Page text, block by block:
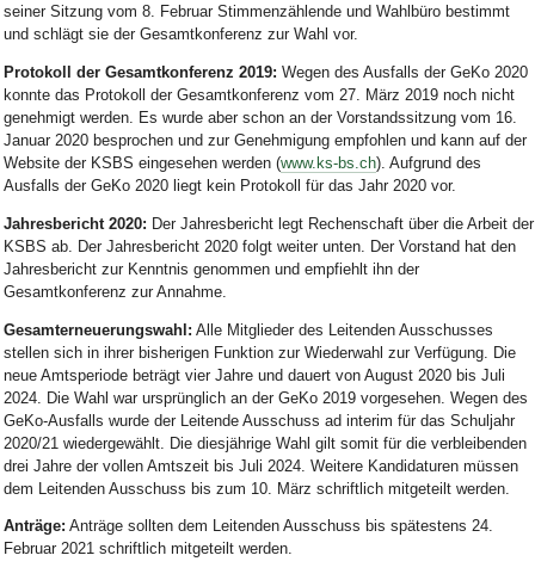
seiner Sitzung vom 8. Februar Stimmenzählende und Wahlbüro bestimmt
und schlägt sie der Gesamtkonferenz zur Wahl vor.
Protokoll der Gesamtkonferenz 2019: Wegen des Ausfalls der GeKo 2020
konnte das Protokoll der Gesamtkonferenz vom 27. März 2019 noch nicht
genehmigt werden. Es wurde aber schon an der Vorstandssitzung vom 16.
Januar 2020 besprochen und zur Genehmigung empfohlen und kann auf der
Website der KSBS eingesehen werden (www.ks-bs.ch). Aufgrund des
Ausfalls der GeKo 2020 liegt kein Protokoll für das Jahr 2020 vor.
Jahresbericht 2020: Der Jahresbericht legt Rechenschaft über die Arbeit der
KSBS ab. Der Jahresbericht 2020 folgt weiter unten. Der Vorstand hat den
Jahresbericht zur Kenntnis genommen und empfiehlt ihn der
Gesamtkonferenz zur Annahme.
Gesamterneuerungswahl: Alle Mitglieder des Leitenden Ausschusses
stellen sich in ihrer bisherigen Funktion zur Wiederwahl zur Verfügung. Die
neue Amtsperiode beträgt vier Jahre und dauert von August 2020 bis Juli
2024. Die Wahl war ursprünglich an der GeKo 2019 vorgesehen. Wegen des
GeKo-Ausfalls wurde der Leitende Ausschuss ad interim für das Schuljahr
2020/21 wiedergewählt. Die diesjährige Wahl gilt somit für die verbleibenden
drei Jahre der vollen Amtszeit bis Juli 2024. Weitere Kandidaturen müssen
dem Leitenden Ausschuss bis zum 10. März schriftlich mitgeteilt werden.
Anträge: Anträge sollten dem Leitenden Ausschuss bis spätestens 24.
Februar 2021 schriftlich mitgeteilt werden.